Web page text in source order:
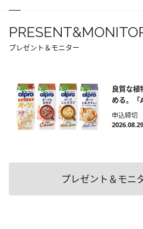
プレゼント＆モニター
良質な植
める。「
申込締切
プレゼント＆モニ